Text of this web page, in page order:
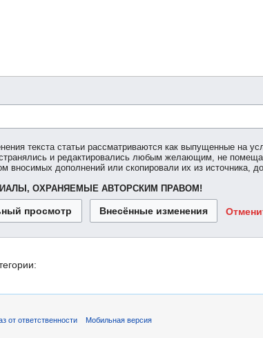
текста статьи рассматриваются как выпущенные на
и редактировались любым желающим, не
вносимых дополнений или скопировали их из источника,
ОХРАНЯЕМЫЕ АВТОРСКИМ ПРАВОМ!
от ответственности Мобильная версия